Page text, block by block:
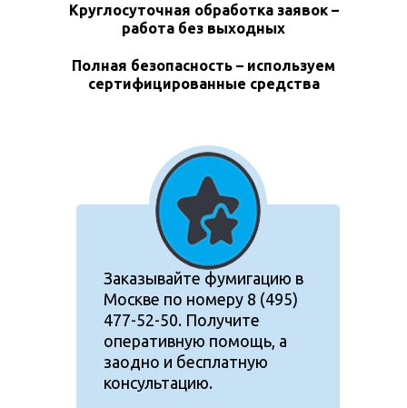
Круглосуточная обработка заявок –
работа без выходных
Полная безопасность – используем
сертифицированные средства
Заказывайте фумигацию в
Москве по номеру 8 (495)
477-52-50. Получите
оперативную помощь, а
заодно и бесплатную
консультацию.